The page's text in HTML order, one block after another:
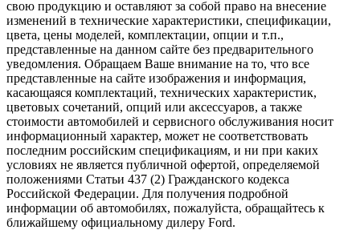
свою продукцию и оставляют за собой право на внесение
изменений в технические характеристики, спецификации,
цвета, цены моделей, комплектации, опции и т.п.,
представленные на данном сайте без предварительного
уведомления. Обращаем Ваше внимание на то, что все
представленные на сайте изображения и информация,
касающаяся комплектаций, технических характеристик,
цветовых сочетаний, опций или аксессуаров, а также
стоимости автомобилей и сервисного обслуживания носит
информационный характер, может не соответствовать
последним российским спецификациям, и ни при каких
условиях не является публичной офертой, определяемой
положениями Статьи 437 (2) Гражданского кодекса
Российской Федерации. Для получения подробной
информации об автомобилях, пожалуйста, обращайтесь к
ближайшему официальному дилеру Ford.